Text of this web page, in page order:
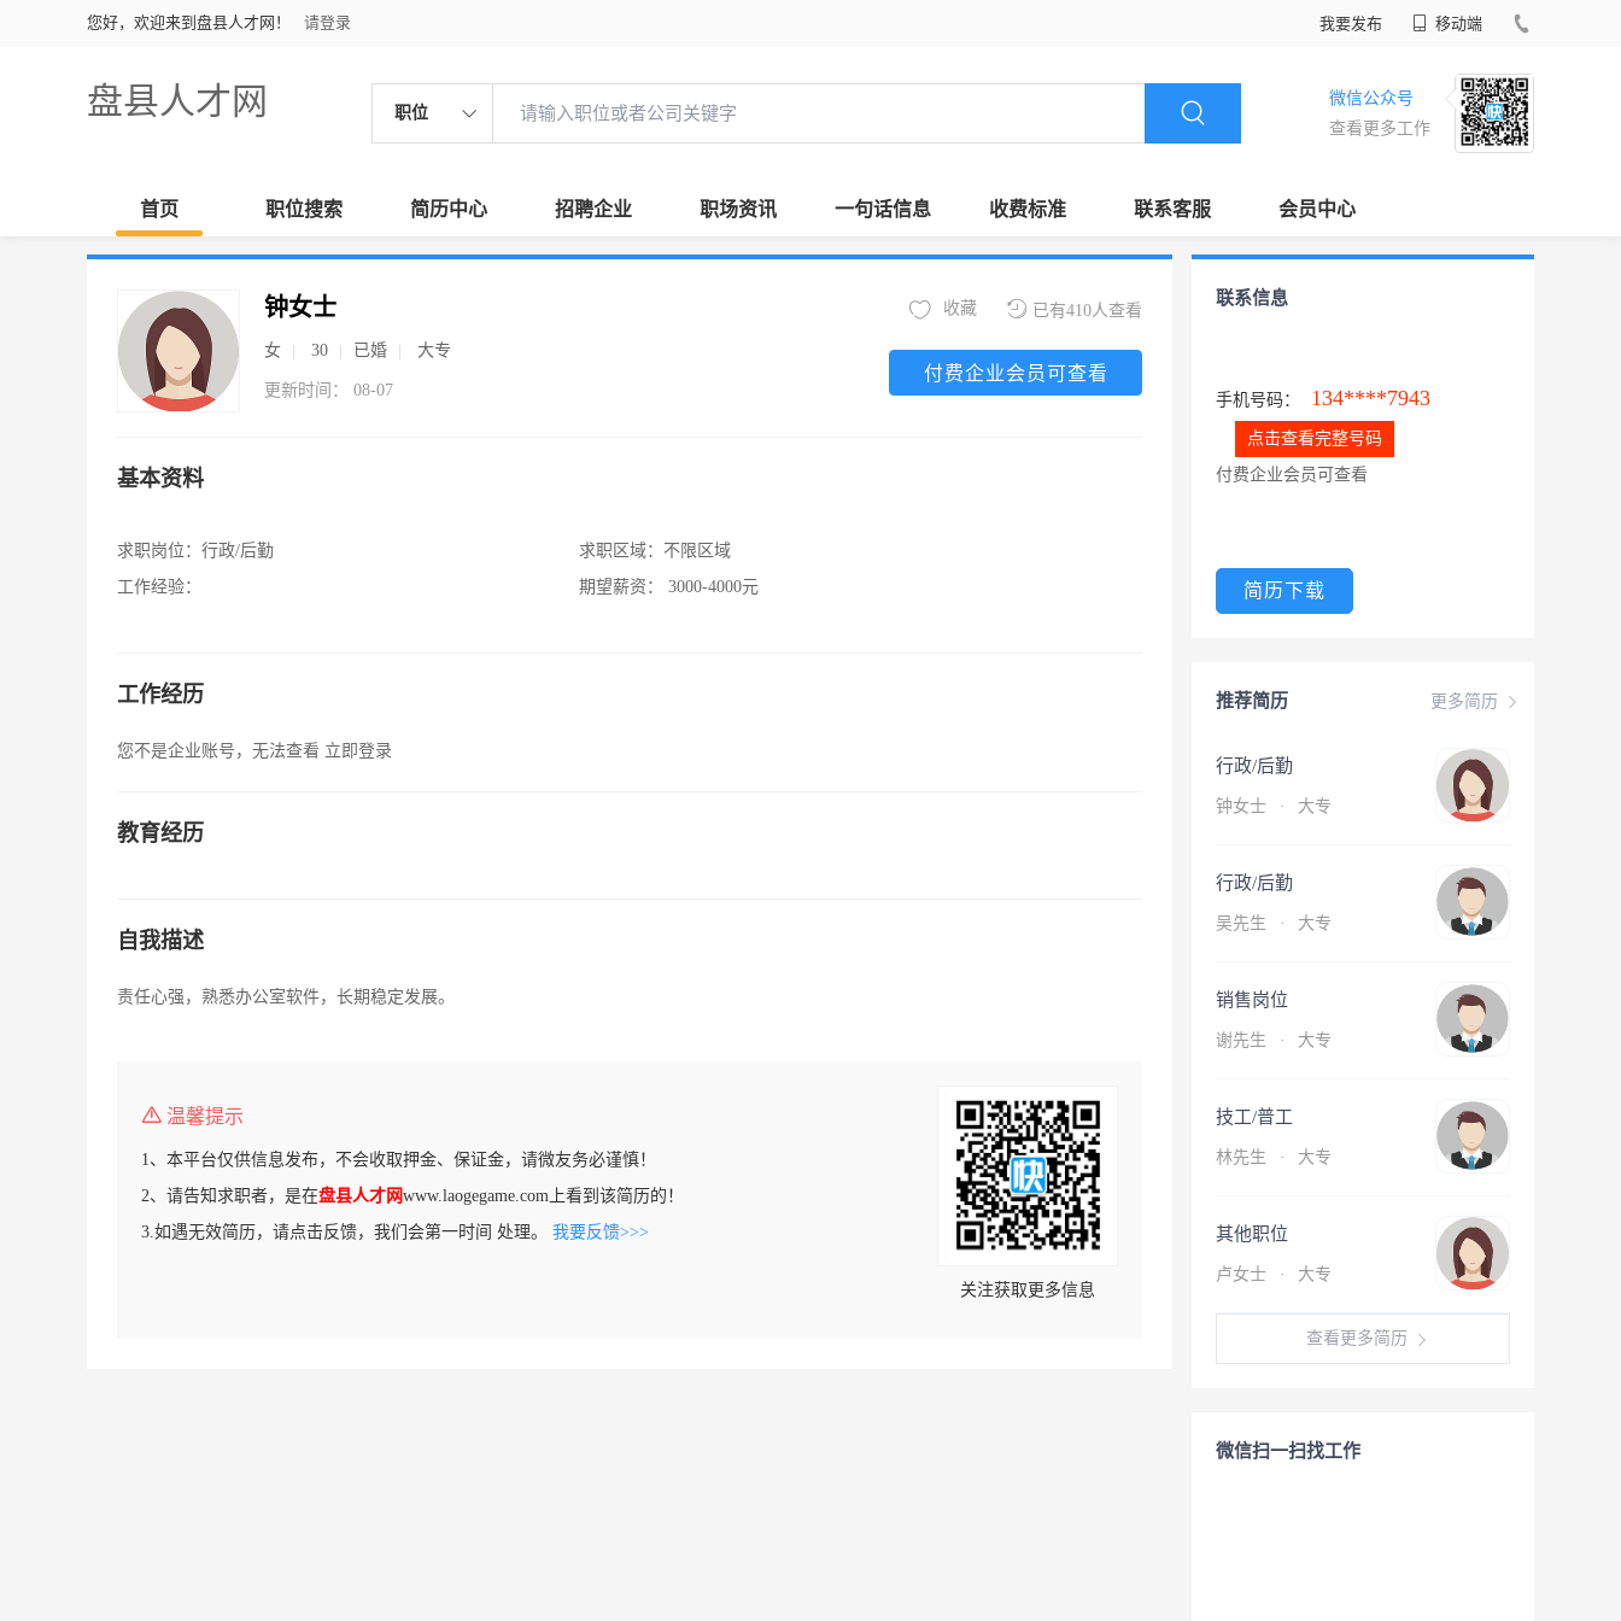
您好，欢迎来到盘县人才网！ 请登录 我要发布 移动端
盘县人才网 职位
微信公众号
查看更多工作
首页 职位搜索 简历中心 招聘企业 职场资讯 一句话信息 收费标准 联系客服 会员中心
钟女士
女 30 已婚 大专
更新时间： 08-07
已有410人查看
收藏
付费企业会员可查看
基本资料
求职岗位： 行政/后勤
工作经验：
求职区域： 不限区域
期望薪资：
3000-4000元
工作经历
您不是企业账号，无法查看 立即登录
教育经历
自我描述
责任心强，熟悉办公室软件，长期稳定发展。
温馨提示
1、本平台仅供信息发布，不会收取押金、保证金，请微友务必谨慎！
2、请告知求职者，是在盘县人才网www.laogegame.com上看到该简历的！
3.如遇无效简历，请点击反馈，我们会第一时间 处理。 我要反馈>>>
关注获取更多信息
联系信息
手机号码： 134****7943
点击查看完整号码
付费企业会员可查看
简历下载
更多简历
推荐简历
行政/后勤
钟女士 · 大专
行政/后勤
吴先生 · 大专
销售岗位
谢先生 · 大专
技工/普工
林先生 · 大专
其他职位
卢女士 · 大专
查看更多简历
微信扫一扫找工作